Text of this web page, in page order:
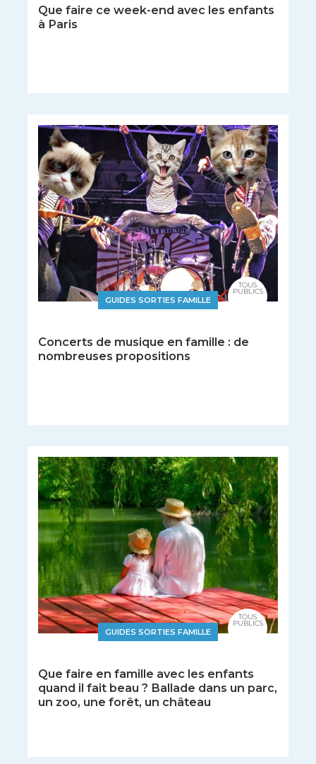
Que faire ce week-end avec les enfants
à Paris
GUIDES SORTIES FAMILLE
Concerts de musique en famille : de
nombreuses propositions
TOUS
PUBLICS
GUIDES SORTIES FAMILLE
Que faire en famille avec les enfants
quand il fait beau ? Ballade dans un parc,
un zoo, une forêt, un château
TOUS
PUBLICS